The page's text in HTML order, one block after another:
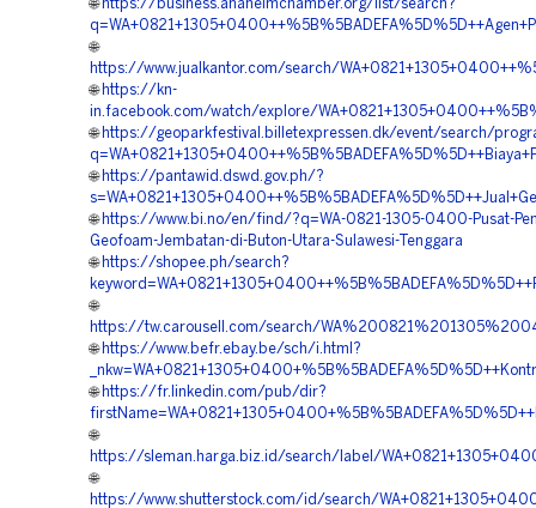
🌐 https://business.anaheimchamber.org/list/search?
🌐
https://www.jualkantor.com/search/
🌐 https://kn-
in.facebook.com/watch/explore/
🌐 https://geoparkfestival.billetexpressen.dk/event/search/
🌐 https://pantawid.dswd.gov.ph/?
🌐 https://www.bi.no/en/find/?q=WA-0821-1305-0400-Pusat-
Geofoam-Jembatan-di-Buton-Utara-Sulawesi-Tenggara
🌐 https://shopee.ph/search?
🌐
https://tw.carousell.com/search/
🌐 https://www.befr.ebay.be/sch/i.html?
🌐 https://fr.linkedin.com/pub/dir?
🌐
https://sleman.harga.biz.id/search/label/
🌐
https://www.shutterstock.com/id/search/